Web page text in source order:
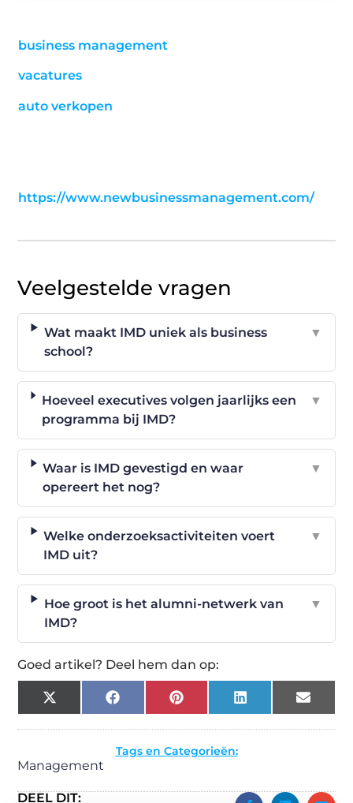
business management
vacatures
auto verkopen
https://www.newbusinessmanagement.com/
Veelgestelde vragen
Wat maakt IMD uniek als business
school?
▼
Hoeveel executives volgen jaarlijks een
programma bij IMD?
▼
Waar is IMD gevestigd en waar
opereert het nog?
▼
Welke onderzoeksactiviteiten voert
IMD uit?
▼
Hoe groot is het alumni-netwerk van
IMD?
▼
Goed artikel? Deel hem dan op:
X
(Twitter)
FacebookPinterestLinkedIn Email
Tags en Categorieën:
Management
DEEL DIT: